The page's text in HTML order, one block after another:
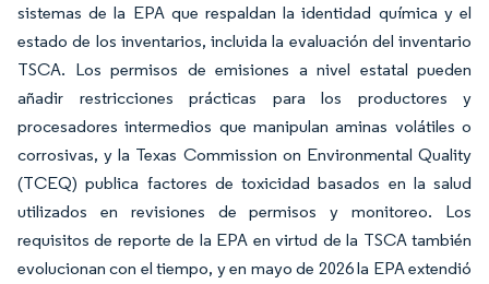
sistemas de la EPA que respaldan la identidad química y el
estado de los inventarios, incluida la evaluación del inventario
TSCA. Los permisos de emisiones a nivel estatal pueden
añadir restricciones prácticas para los productores y
procesadores intermedios que manipulan aminas volátiles o
corrosivas, y la Texas Commission on Environmental Quality
(TCEQ) publica factores de toxicidad basados en la salud
utilizados en revisiones de permisos y monitoreo. Los
requisitos de reporte de la EPA en virtud de la TSCA también
evolucionan con el tiempo, y en mayo de 2026 la EPA extendió